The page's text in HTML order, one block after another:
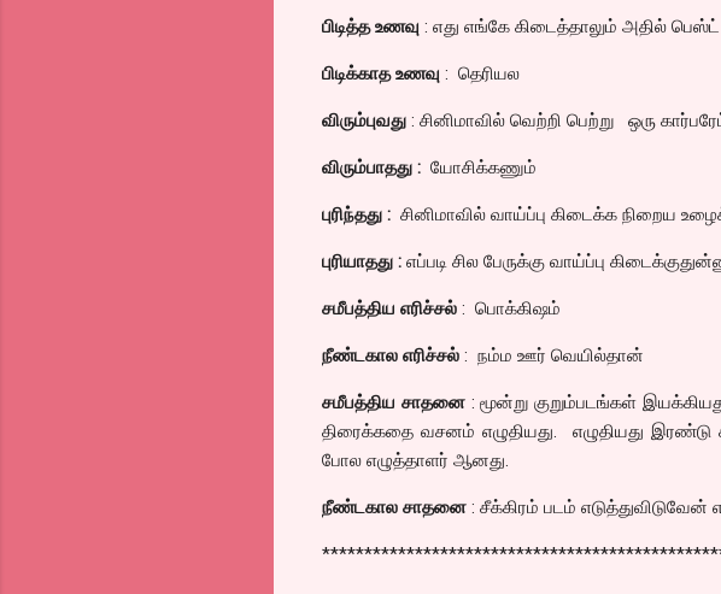
பிடித்த உணவு : எது எங்கே கிடைத்தாலும் அதில்
பிடிக்காத உணவு : தெரியல
விரும்புவது : சினிமாவில் வெற்றி பெற்று ஒரு
விரும்பாதது : யோசிக்கணும்
புரிந்தது : சினிமாவில் வாய்ப்பு கிடைக்க நிறைய
புரியாதது : எப்படி சில பேருக்கு வாய்ப்பு
சமீபத்திய எரிச்சல் : பொக்கிஷம்
நீண்டகால எரிச்சல் : நம்ம ஊர் வெயில்தான்
சமீபத்திய சாதனை: மூன்று குறும்படங்கள்
திரைக்கதை வசனம் எழுதியது. எழுதியது இரண்டு
போல எழுத்தாளர் ஆனது.
நீண்டகால சாதனை : சீக்கிரம் படம்